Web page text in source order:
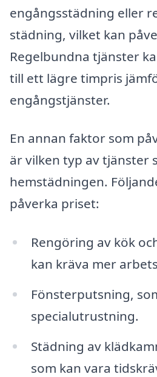
engångsstädning eller
städning, vilket kan
Regelbundna tjänster
till ett lägre timpris
engångstjänster.
En annan faktor som
är vilken typ av tjänster
hemstädningen.
påverka priset:
Rengöring av kök
kan kräva mer
Fönsterputsning,
specialutrustning.
Städning av
som kan vara